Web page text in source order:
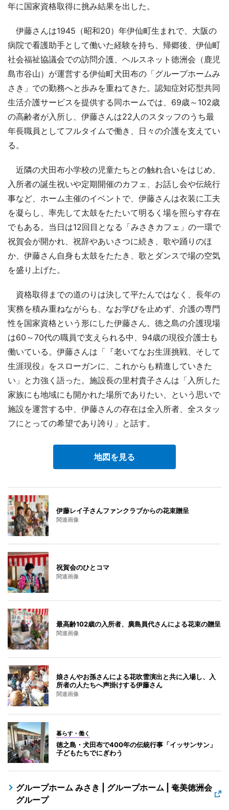
年に国家資格取得に挑み結果を出した。
伊藤さんは1945（昭和20）年伊仙町生まれで、大阪の
病院で看護助手として働いた経験を持ち、帰郷後、伊仙町
社会福祉協議会での訪問介護、ヘルスネット徳洲会（鹿児
島市谷山）が運営する伊仙町犬田布の「グループホームみ
さき」での勤務へと歩みを重ねてきた。認知症対応型共同
生活介護サービスを提供する同ホームでは、69歳～102歳
の高齢者が入所し、伊藤さんは22人のスタッフのうち最
年長職員としてフルタイムで働き、日々の介護を支えてい
る。
近隣の犬田布小学校の児童たちとの触れ合いをはじめ、
入所者の誕生祝いや定期開催のカフェ、お話し会や伝統行
事など、ホーム主催のイベントで、伊藤さんは衣装に工夫
を凝らし、率先して太鼓をたたいて明るく場を照らす存在
でもある。当日は12回目となる「みさきカフェ」の一環で
祝賀会が開かれ、祝辞やあいさつに続き、歌や踊りのほ
か、伊藤さん自身も太鼓をたたき、歌とダンスで場の空気
を盛り上げた。
資格取得までの道のりは決して平たんではなく、長年の
実務を積み重ねながらも、なお学びを止めず、介護の専門
性を国家資格という形にした伊藤さん。徳之島の介護現場
は60～70代の職員で支えられる中、94歳の現役介護士も
働いている。伊藤さんは「『老いてなお生涯挑戦、そして
生涯現役』をスローガンに、これからも精進していきた
い」と力強く語った。施設長の里村貴子さんは「入所した
家族にも地域にも開かれた場所でありたい、という思いで
施設を運営する中、伊藤さんの存在は全入所者、全スタッ
フにとっての希望であり誇り」と話す。
地図を見る
伊藤レイ子さんファンクラブからの花束贈呈
関連画像
祝賀会のひとコマ
関連画像
最高齢102歳の入所者、廣島員代さんによる花束の贈呈
関連画像
娘さんやお孫さんによる花吹雪演出と共に入場し、入
所者の人たちへ声掛けする伊藤さん
関連画像
暮らす・働く
徳之島・犬田布で400年の伝統行事「イッサンサン」
子どもたちでにぎわう
グループホーム みさき | グループホーム | 奄美徳洲会
グループ